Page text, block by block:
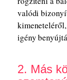
valódi
igény
2. Más